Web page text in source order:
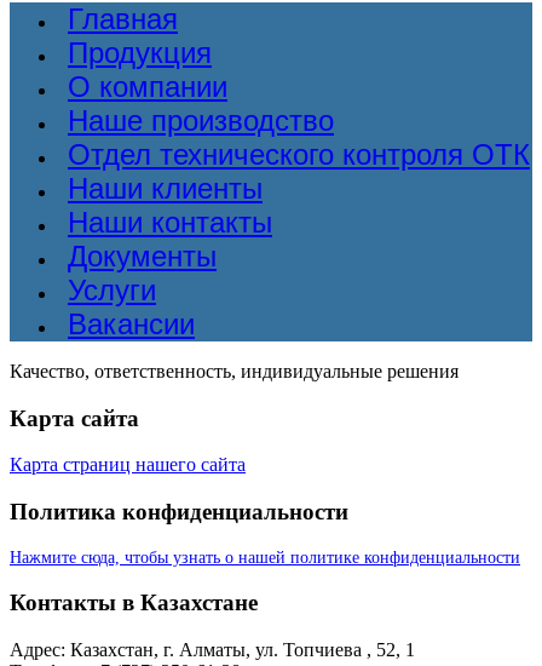
Главная
Продукция
О компании
Наше производство
Отдел технического контроля ОТК
Наши клиенты
Наши контакты
Документы
Услуги
Вакансии
Качество, ответственность, индивидуальные решения
Карта сайта
Карта страниц нашего сайта
Политика конфиденциальности
Нажмите сюда, чтобы узнать о нашей политике конфиденциальности
Контакты в Казахстане
Адрес: Казахстан, г. Алматы, ул. Топчиева , 52, 1